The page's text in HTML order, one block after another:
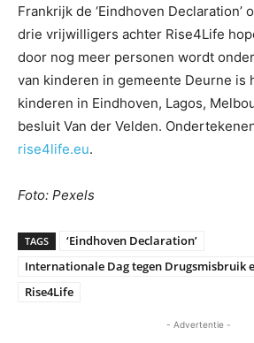
Frankrijk de ‘Eindhoven Declaration’
drie vrijwilligers achter Rise4Life
door nog meer personen wordt
van kinderen in gemeente Deurne is
kinderen in Eindhoven, Lagos,
besluit Van der Velden.
rise4life.eu.
Foto: Pexels
TAGS
‘Eindhoven Declaration’
Internationale Dag tegen Drugsmisbruik
Rise4Life
- Advertentie -